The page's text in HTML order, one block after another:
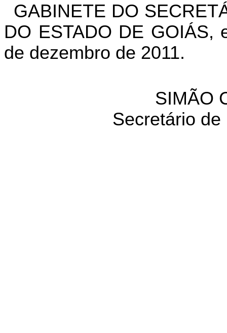
GABINETE DO
DO ESTADO DE GOIÁS,
de dezembro de 2011.
SIMÃO
Secretário